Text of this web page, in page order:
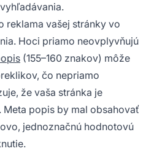
reklama vašej stránky vo
Hoci priamo neovplyvňujú
(155–160 znakov) môže
čo nepriamo
že vaša stránka je
Meta popis by mal obsahovať
jednoznačnú hodnotovú